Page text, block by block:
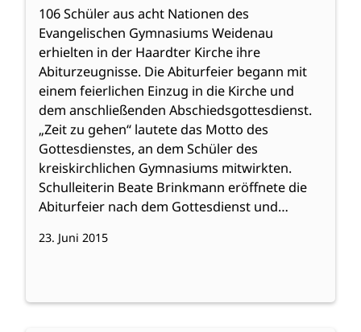
106 Schüler aus acht Nationen des
Evangelischen Gymnasiums Weidenau
erhielten in der Haardter Kirche ihre
Abiturzeugnisse. Die Abiturfeier begann mit
einem feierlichen Einzug in die Kirche und
dem anschließenden Abschiedsgottesdienst.
„Zeit zu gehen“ lautete das Motto des
Gottesdienstes, an dem Schüler des
kreiskirchlichen Gymnasiums mitwirkten.
Schulleiterin Beate Brinkmann eröffnete die
Abiturfeier nach dem Gottesdienst und…
23. Juni 2015
abends
ausgelassen